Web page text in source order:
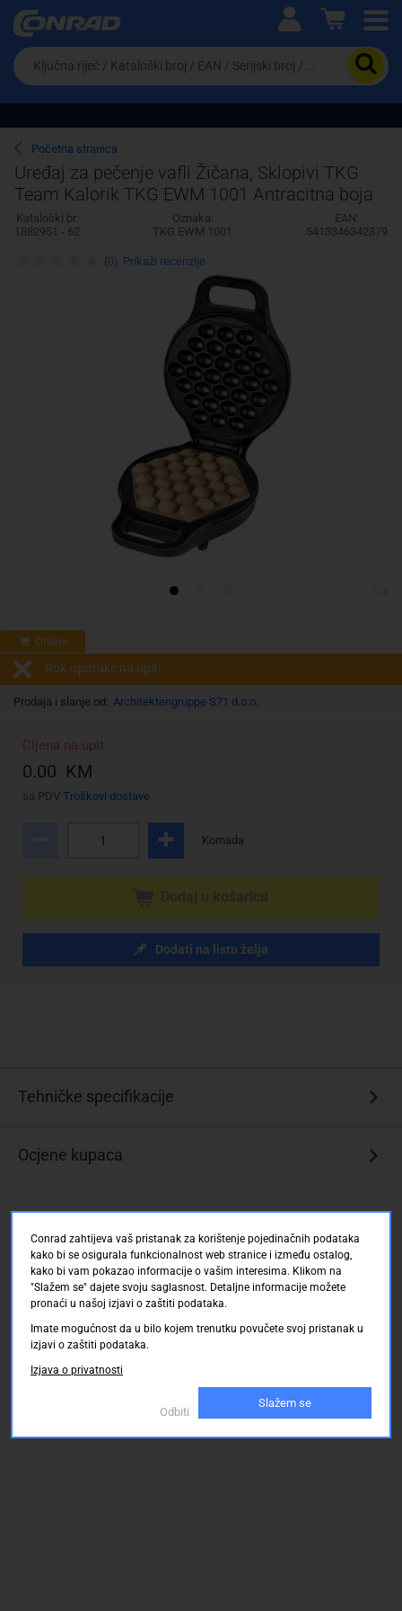
Ova postavka prilagođava asortiman proizvoda i
cijene vašim potrebama.
Pravno lice
Da
biste
potražili
proizvod,
unesite
ključnu
riječ,
kataloški
broj,
EAN
ili
Početna stranica
Uređaj za pečenje vafli Žičana, Sklopivi TKG
Team Kalorik TKG EWM 1001 Antracitna boja
Kataloški br:
1882951 - 62
Oznaka:
TKG EWM 1001
EAN:
5413346342379
Online
Rok isporuke na upit!
Prodaja i slanje od: Architektengruppe S71 d.o.o.
Cijena na upit
0.00 KM
sa PDV Troškovi dostave
Komada
Dodati na listu želja
(0) Prikaži recenzije
Tehničke specifikacije
Ocjene kupaca
Conrad zahtijeva vaš pristanak za korištenje pojedinačnih podataka
kako bi se osigurala funkcionalnost web stranice i između ostalog,
kako bi vam pokazao informacije o vašim interesima. Klikom na
"Slažem se" dajete svoju saglasnost. Detaljne informacije možete
pronaći u našoj izjavi o zaštiti podataka.
Imate mogućnost da u bilo kojem trenutku povučete svoj pristanak u
izjavi o zaštiti podataka.
Izjava o privatnosti
Odbiti
Slažem se